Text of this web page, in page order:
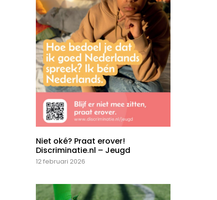
Niet oké? Praat erover!
Discriminatie.nl – Jeugd
12 februari 2026